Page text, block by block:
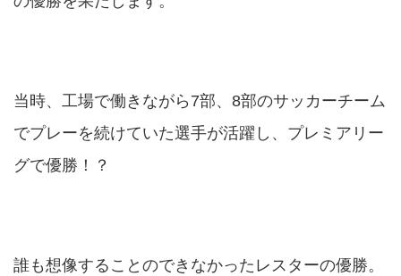
当時、工場で働きながら7部、8部のサッカーチーム
でプレーを続けていた選手が活躍し、プレミアリー
グで優勝！？
誰も想像することのできなかったレスターの優勝。